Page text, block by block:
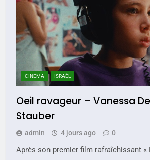
CINEMA ISRAÉL
Oeil ravageur – Vanessa
Stauber
admin 4 jours ago 0
Après son premier film rafraîchissant «